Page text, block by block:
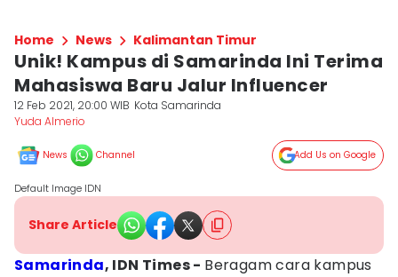
Home News Kalimantan Timur
Unik! Kampus di Samarinda Ini Terima
Mahasiswa Baru Jalur Influencer
12 Feb 2021, 20:00 WIB Kota Samarinda
Yuda Almerio
News Channel Add Us on Google
Default Image IDN
Share Article
Samarinda, IDN Times - Beragam cara kampus